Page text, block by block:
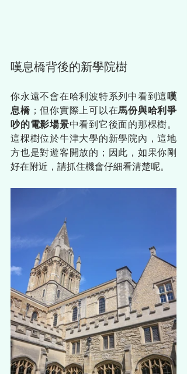
嘆息橋背後的新學院樹
你永遠不會在哈利波特系列中看到這嘆
息橋；但你實際上可以在馬份與哈利爭
吵的電影場景中看到它後面的那棵樹。
這棵樹位於牛津大學的新學院內，這地
方也是對遊客開放的；因此，如果你剛
好在附近，請抓住機會仔細看清楚呢。